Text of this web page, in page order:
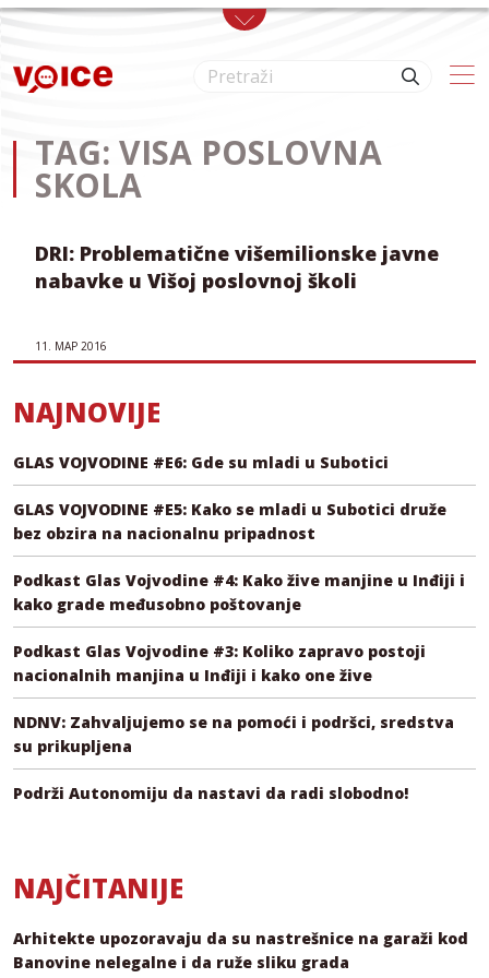
Skip to main content
TAG: VISA POSLOVNA
SKOLA
DRI: Problematične višemilionske javne
nabavke u Višoj poslovnoj školi
11. МАР 2016
NAJNOVIJE
GLAS VOJVODINE #E6: Gde su mladi u Subotici
GLAS VOJVODINE #E5: Kako se mladi u Subotici druže
bez obzira na nacionalnu pripadnost
Podkast Glas Vojvodine #4: Kako žive manjine u Inđiji i
kako grade međusobno poštovanje
Podkast Glas Vojvodine #3: Koliko zapravo postoji
nacionalnih manjina u Inđiji i kako one žive
NDNV: Zahvaljujemo se na pomoći i podršci, sredstva
su prikupljena
Podrži Autonomiju da nastavi da radi slobodno!
NAJČITANIJE
Arhitekte upozoravaju da su nastrešnice na garaži kod
Banovine nelegalne i da ruže sliku grada